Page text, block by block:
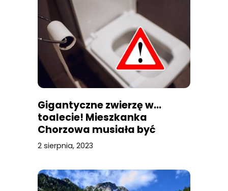
Gigantyczne zwierzę w…
toalecie! Mieszkanka
Chorzowa musiała być
przerażona
2 sierpnia, 2023